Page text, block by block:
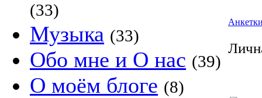
(33)
Музыка (33)
Обо мне и О нас (39)
О моём блоге (8)